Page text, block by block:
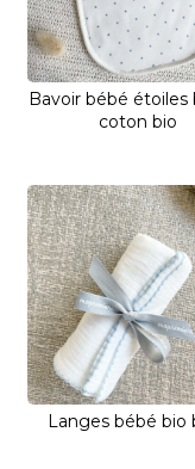
Bavoir bébé étoiles
coton bio
Langes bébé bio